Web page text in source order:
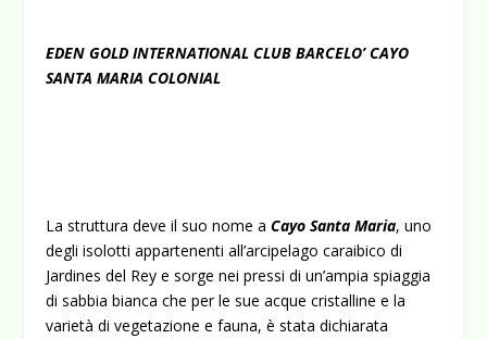
EDEN GOLD INTERNATIONAL CLUB BARCELO’ CAYO
SANTA MARIA COLONIAL
La struttura deve il suo nome aCayo Santa Maria, uno
degli isolotti appartenenti all’arcipelago caraibico di
Jardines del Rey e sorge nei pressi di un’ampia spiaggia
di sabbia bianca che per le sue acque cristalline e la
varietà di vegetazione e fauna, è stata dichiarata